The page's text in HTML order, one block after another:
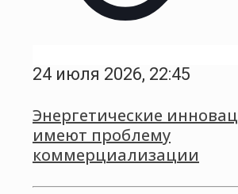
24 июля 2026, 22:45
Энергетические
имеют проблему
коммерциализации